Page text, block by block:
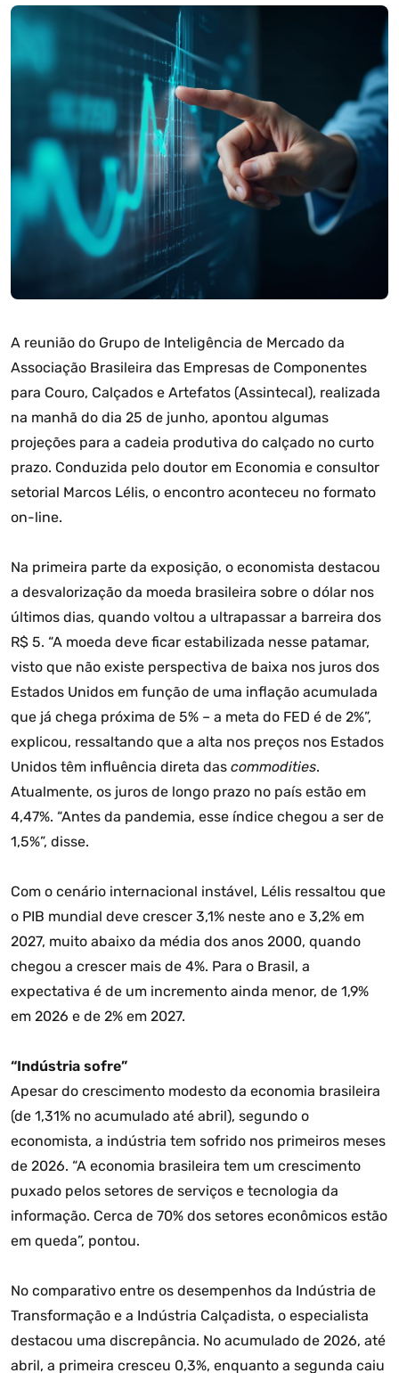
A reunião do Grupo de Inteligência de Mercado da
Associação Brasileira das Empresas de Componentes
para Couro, Calçados e Artefatos (Assintecal), realizada
na manhã do dia 25 de junho, apontou algumas
projeções para a cadeia produtiva do calçado no curto
prazo. Conduzida pelo doutor em Economia e consultor
setorial Marcos Lélis, o encontro aconteceu no formato
on-line.
Na primeira parte da exposição, o economista destacou
a desvalorização da moeda brasileira sobre o dólar nos
últimos dias, quando voltou a ultrapassar a barreira dos
R$ 5. “A moeda deve ficar estabilizada nesse patamar,
visto que não existe perspectiva de baixa nos juros dos
Estados Unidos em função de uma inflação acumulada
que já chega próxima de 5% – a meta do FED é de 2%”,
explicou, ressaltando que a alta nos preços nos Estados
Unidos têm influência direta das commodities.
Atualmente, os juros de longo prazo no país estão em
4,47%. “Antes da pandemia, esse índice chegou a ser de
1,5%”, disse.
Com o cenário internacional instável, Lélis ressaltou que
o PIB mundial deve crescer 3,1% neste ano e 3,2% em
2027, muito abaixo da média dos anos 2000, quando
chegou a crescer mais de 4%. Para o Brasil, a
expectativa é de um incremento ainda menor, de 1,9%
em 2026 e de 2% em 2027.
“Indústria sofre”
Apesar do crescimento modesto da economia brasileira
(de 1,31% no acumulado até abril), segundo o
economista, a indústria tem sofrido nos primeiros meses
de 2026. “A economia brasileira tem um crescimento
puxado pelos setores de serviços e tecnologia da
informação. Cerca de 70% dos setores econômicos estão
em queda”, pontou.
No comparativo entre os desempenhos da Indústria de
Transformação e a Indústria Calçadista, o especialista
destacou uma discrepância. No acumulado de 2026, até
abril, a primeira cresceu 0,3%, enquanto a segunda caiu